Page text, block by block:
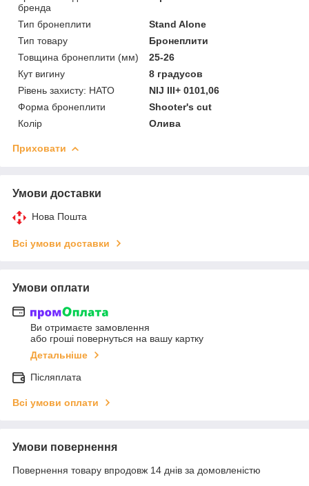
бренда
Тип бронеплити
Stand Alone
Тип товару
Бронеплити
Товщина бронеплити (мм)
25-26
Кут вигину
8 градусов
Рівень захисту: НАТО
NIJ III+ 0101,06
Форма бронеплити
Shooter's cut
Колір
Олива
Приховати
Умови доставки
Нова Пошта
Всі умови доставки
Умови оплати
Ви отримаєте замовлення
або гроші повернуться на вашу картку
Детальніше
Післяплата
Всі умови оплати
Умови повернення
Повернення товару впродовж 14 днів за домовленістю